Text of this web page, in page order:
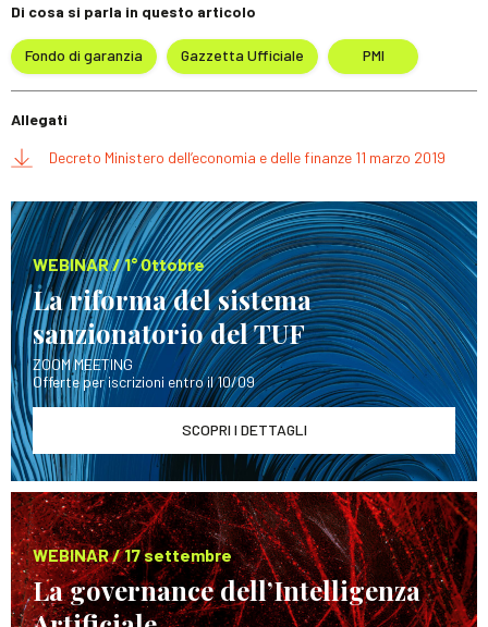
Di cosa si parla in questo articolo
Fondo di garanzia Gazzetta Ufficiale PMI
Allegati
Decreto Ministero dell’economia e delle finanze 11 marzo 2019
WEBINAR / 1° Ottobre
La riforma del sistema
sanzionatorio del TUF
ZOOM MEETING
Offerte per iscrizioni entro il 10/09
SCOPRI I DETTAGLI
WEBINAR / 17 settembre
La governance dell’Intelligenza